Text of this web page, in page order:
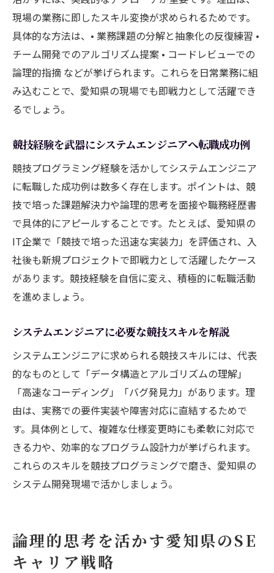
現場の業務に即したスキル変換が求められるためです。
具体的な方法は、• 業務課題の分解と抽象化の反復練習 •
チーム開発でのアルゴリズム提案 • コードレビューでの
論理的指摘 などが挙げられます。これらを日常業務に組
み込むことで、愛知県の現場でも即戦力として活躍でき
るでしょう。
競技経験を武器にシステムエンジニアへ転職成功例
競技プログラミング経験を活かしてシステムエンジニア
に転職した成功例は数多く存在します。ポイントは、競
技で培った課題解決力や論理的思考を面接や職務経歴書
で具体的にアピールすることです。たとえば、愛知県の
IT企業で「競技で培った迅速な実装力」を評価され、入
社後も新規プロジェクトで即戦力として活躍したケース
があります。競技経験を自信に変え、積極的に転職活動
を進めましょう。
システムエンジニアに必要な競技スキルを解説
システムエンジニアに求められる競技スキルには、代表
的なものとして「データ構造とアルゴリズムの理解」
「高速なコーディング」「バグ発見力」があります。理
由は、実務での要件実装や障害対応に直結するためで
す。具体例として、複雑な仕様変更時にも柔軟に対応で
きる力や、効率的なプログラム設計力が挙げられます。
これらのスキルを競技プログラミングで磨き、愛知県の
システム開発現場で活かしましょう。
論理的思考を活かす愛知県のSE
キャリア戦略